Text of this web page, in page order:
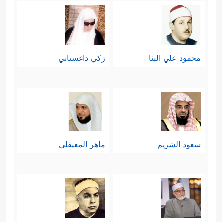
رابعًا: تنبِيهُ العقول إلى آيات الله المبثُوثة
في هذا الكون، لعلَّها تستَعلِي على
الواقع الصغير والمُتخلِّف الذي يُقدِّسُ
لها، رغم اعتِرافه بأنّ هذه الحجارة
ليست هي التي خلَقَت هذا الكَون
سَأَلۡتَهُم مَّنۡ خَلَقَ ٱلسَّمَـٰوَ ٰ⁠تِ وَٱلۡأَرۡضَ لَیَقُولُنَّ خَلَقَهُنَّ
ٱلۡعَزِیزُ ٱلۡعَلِیمُ
ٱلَّذِی جَعَلَ لَكُمُ ٱلۡأَرۡضَ مَهۡدࣰا
وَجَعَلَ لَكُمۡ فِیهَا سُبُلࣰا لَّعَلَّكُمۡ تَهۡتَدُونَ﴿١٠﴾
محمود علي البنا زكي داغستاني
سعود الشريم ماهر المعيقلي